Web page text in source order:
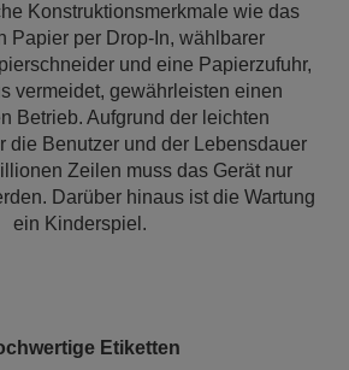
Konstruktionsmerkmale wie das
Papier per Drop-In, wählbarer
und eine Papierzufuhr,
vermeidet, gewährleisten einen
Betrieb. Aufgrund der leichten
die Benutzer und der Lebensdauer
Zeilen muss das Gerät nur
Darüber hinaus ist die Wartung
ein Kinderspiel.
Etiketten